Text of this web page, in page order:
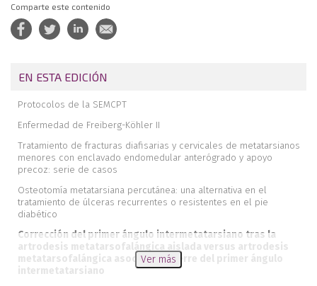
Comparte este contenido
EN ESTA EDICIÓN
Protocolos de la SEMCPT
Enfermedad de Freiberg-Köhler II
Tratamiento de fracturas diafisarias y cervicales de metatarsianos
menores con enclavado endomedular anterógrado y apoyo
precoz: serie de casos
Osteotomía metatarsiana percutánea: una alternativa en el
tratamiento de úlceras recurrentes o resistentes en el pie
diabético
Corrección del primer ángulo intermetatarsiano tras la
artrodesis metatarsofalángica aislada versus artrodesis
metatarsofalángica asociada al cierre del primer ángulo
intermetatarsiano
Ver más